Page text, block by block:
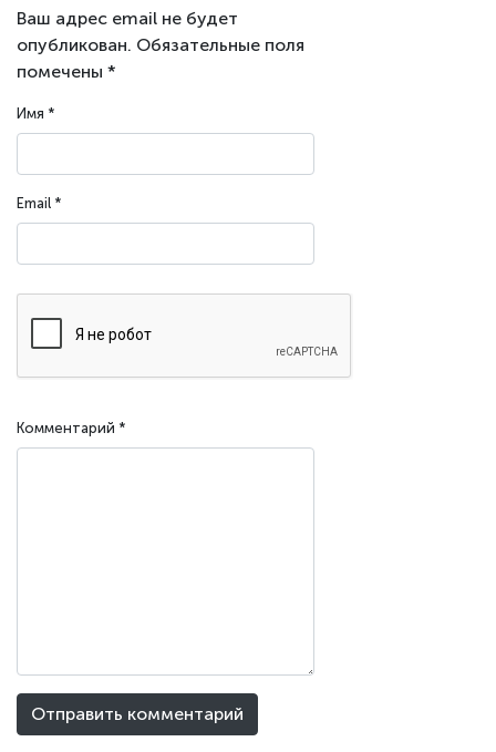
Ваш адрес email не будет
опубликован. Обязательные поля
помечены *
Имя *
Email *
Комментарий *